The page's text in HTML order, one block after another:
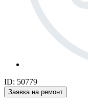
ID: 50779
Заявка на ремонт